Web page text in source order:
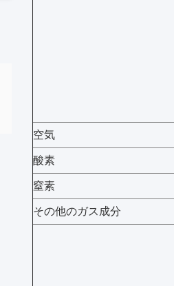
空気
酸素
窒素
その他のガス成分